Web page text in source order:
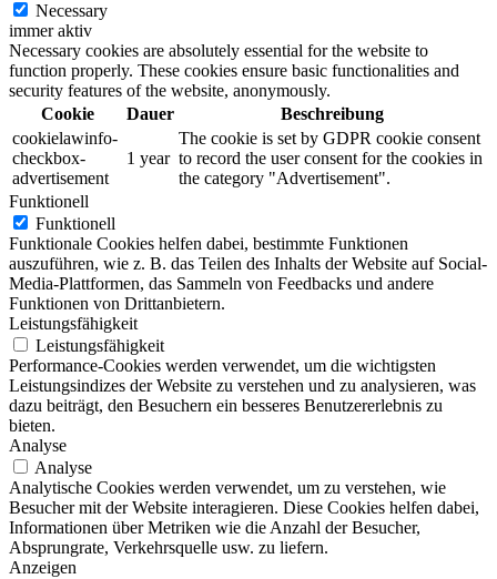
Necessary
immer aktiv
Necessary cookies are absolutely essential for the website to
function properly. These cookies ensure basic functionalities and
security features of the website, anonymously.
Cookie
Dauer
Beschreibung
cookielawinfo-
checkbox-
advertisement
1 year
The cookie is set by GDPR cookie consent
to record the user consent for the cookies in
the category "Advertisement".
Funktionell
Funktionell
Funktionale Cookies helfen dabei, bestimmte Funktionen
auszuführen, wie z. B. das Teilen des Inhalts der Website auf Social-
Media-Plattformen, das Sammeln von Feedbacks und andere
Funktionen von Drittanbietern.
Leistungsfähigkeit
Leistungsfähigkeit
Performance-Cookies werden verwendet, um die wichtigsten
Leistungsindizes der Website zu verstehen und zu analysieren, was
dazu beiträgt, den Besuchern ein besseres Benutzererlebnis zu
bieten.
Analyse
Analyse
Analytische Cookies werden verwendet, um zu verstehen, wie
Besucher mit der Website interagieren. Diese Cookies helfen dabei,
Informationen über Metriken wie die Anzahl der Besucher,
Absprungrate, Verkehrsquelle usw. zu liefern.
Anzeigen